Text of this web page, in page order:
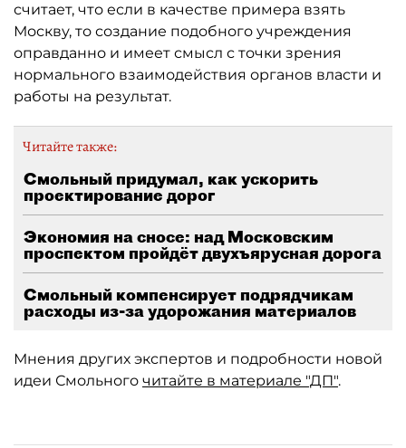
считает, что если в качестве примера взять
Москву, то создание подобного учреждения
оправданно и имеет смысл с точки зрения
нормального взаимодействия органов власти и
работы на результат.
Читайте также:
Смольный придумал, как ускорить
проектирование дорог
Экономия на сносе: над Московским
проспектом пройдёт двухъярусная дорога
Смольный компенсирует подрядчикам
расходы из-за удорожания материалов
Мнения других экспертов и подробности новой
идеи Смольного читайте в материале "ДП".